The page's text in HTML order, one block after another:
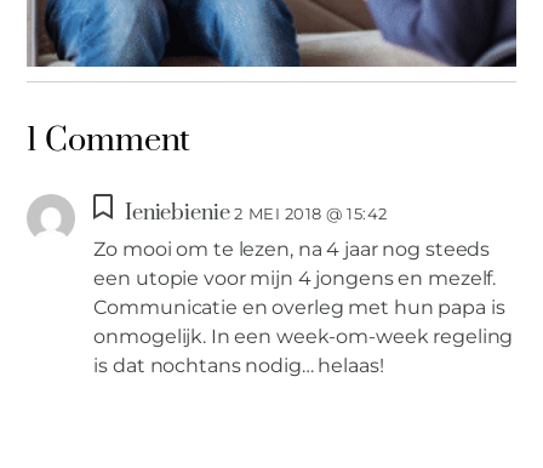
ARTIKELEN,IN DE KIJKER
1 Comment
Ieniebienie 2 MEI 2018 @ 15:42
Zo mooi om te lezen, na 4 jaar nog steeds
een utopie voor mijn 4 jongens en mezelf.
Communicatie en overleg met hun papa is
onmogelijk. In een week-om-week regeling
is dat nochtans nodig… helaas!